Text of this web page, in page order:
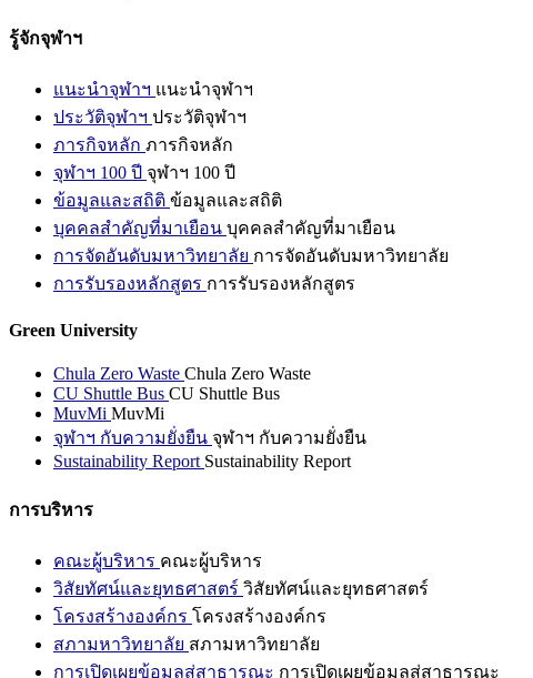
รู้จักจุฬาฯ
แนะนำจุฬาฯ แนะนำจุฬาฯ
ประวัติจุฬาฯ ประวัติจุฬาฯ
ภารกิจหลัก ภารกิจหลัก
จุฬาฯ 100 ปี จุฬาฯ 100 ปี
ข้อมูลและสถิติ ข้อมูลและสถิติ
บุคคลสำคัญที่มาเยือน บุคคลสำคัญที่มาเยือน
การจัดอันดับมหาวิทยาลัย การจัดอันดับมหาวิทยาลัย
การรับรองหลักสูตร การรับรองหลักสูตร
Green University
Chula Zero Waste Chula Zero Waste
CU Shuttle Bus CU Shuttle Bus
MuvMi MuvMi
จุฬาฯ กับความยั่งยืน จุฬาฯ กับความยั่งยืน
Sustainability Report Sustainability Report
การบริหาร
คณะผู้บริหาร คณะผู้บริหาร
วิสัยทัศน์และยุทธศาสตร์ วิสัยทัศน์และยุทธศาสตร์
โครงสร้างองค์กร โครงสร้างองค์กร
สภามหาวิทยาลัย สภามหาวิทยาลัย
การเปิดเผยข้อมูลสู่สาธารณะ การเปิดเผยข้อมูลสู่สาธารณะ